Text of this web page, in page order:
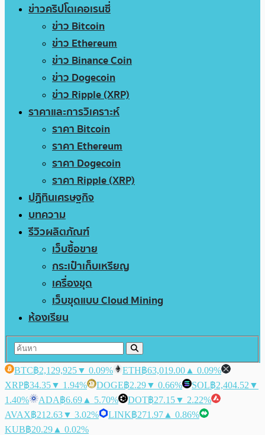
ข่าวคริปโตเคอเรนซี่
ข่าว Bitcoin
ข่าว Ethereum
ข่าว Binance Coin
ข่าว Dogecoin
ข่าว Ripple (XRP)
ราคาและการวิเคราะห์
ราคา Bitcoin
ราคา Ethereum
ราคา Dogecoin
ราคา Ripple (XRP)
ปฏิทินเศรษฐกิจ
บทความ
รีวิวผลิตภัณฑ์
เว็บซื้อขาย
กระเป๋าเก็บเหรียญ
เครื่องขุด
เว็บขุดแบบ Cloud Mining
ห้องเรียน
BTC฿2,129,925▼ 0.09% ETH฿63,019.00 ▲ 0.09%
XRP฿34.35▼ 1.94% DOGE฿2.29▼ 0.66% SOL฿2,404.52 ▼
1.40%
ADA฿6.69 ▲ 5.70% DOT฿27.15▼ 2.22%
AVAX฿212.63▼ 3.02% LINK฿271.97 ▲ 0.86%
KUB฿20.29 ▲ 0.02%